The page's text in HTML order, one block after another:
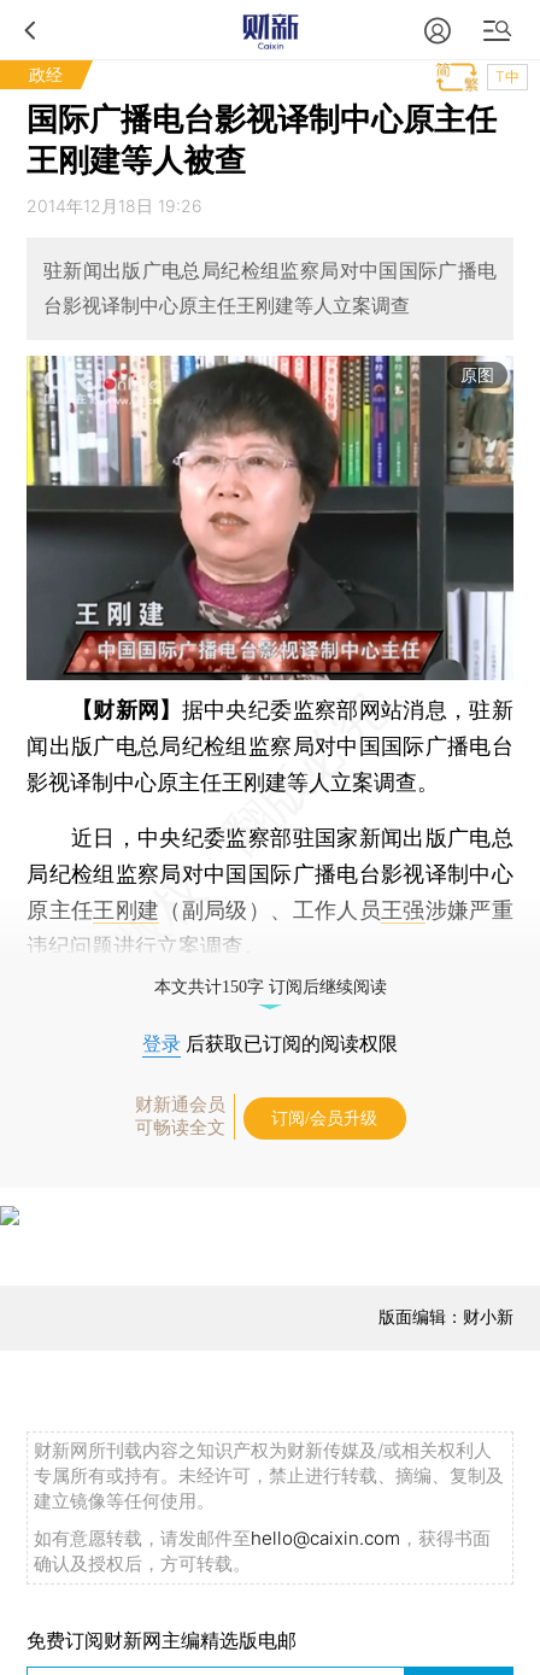
政经 T中
国际广播电台影视译制中心原主任
王刚建等人被查
2014年12月18日 19:26
驻新闻出版广电总局纪检组监察局对中国国际广播电
台影视译制中心原主任王刚建等人立案调查
原图
【财新网】 据中央纪委监察部网站消息，驻新
闻出版广电总局纪检组监察局对中国国际广播电台
影视译制中心原主任王刚建等人立案调查。
近日，中央纪委监察部驻国家新闻出版广电总
局纪检组监察局对中国国际广播电台影视译制中心
原主任王刚建 （副局级）、工作人员王强涉嫌严重
违纪问题进行立案调查。
本文共计150字 订阅后继续阅读
登录 后获取已订阅的阅读权限
财新通会员
可畅读全文
订阅/会员升级
版面编辑：财小新
财新网所刊载内容之知识产权为财新传媒及/或相关权利人
专属所有或持有。未经许可，禁止进行转载、摘编、复制及
建立镜像等任何使用。
如有意愿转载，请发邮件至hello@caixin.com ，获得书面
确认及授权后，方可转载。
免费订阅财新网主编精选版电邮